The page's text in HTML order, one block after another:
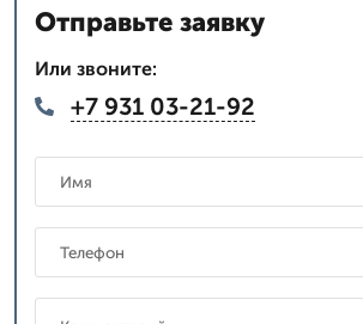
Отправьте заявку
Или звоните:
+7 931 03-21-92